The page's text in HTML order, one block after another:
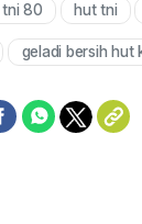
tni 80 hut tni
geladi bersih hut